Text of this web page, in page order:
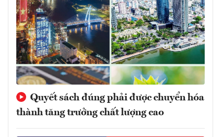
Quyết sách đúng phải được chuyển hóa
thành tăng trưởng chất lượng cao